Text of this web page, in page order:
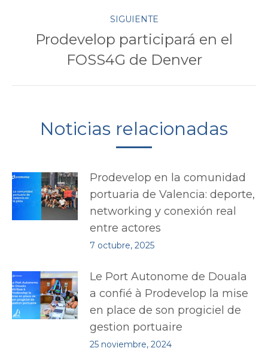
SIGUIENTE
Publicación
siguiente:
Prodevelop participará en el
FOSS4G de Denver
Noticias relacionadas
Prodevelop en la comunidad
portuaria de Valencia: deporte,
networking y conexión real
entre actores
7 octubre, 2025
Le Port Autonome de Douala
a confié à Prodevelop la mise
en place de son progiciel de
gestion portuaire
25 noviembre, 2024